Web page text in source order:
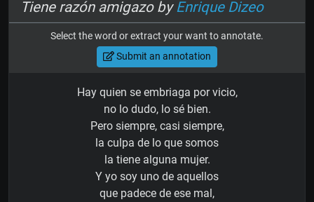
Tiene razón amigazo byEnrique Dizeo
Select the word or extract your want to annotate.
Submit an annotation
Hay quien se embriaga por vicio,
no lo dudo, lo sé bien.
Pero siempre, casi siempre,
la culpa de lo que somos
la tiene alguna mujer.
Y yo soy uno de aquellos
que padece de ese mal,